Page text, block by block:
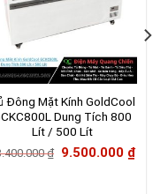
Đông Mặt Kính GoldCool
Dung Tích 800
Lít / 500 Lít
₫ Giá
9.500.000 ₫Giá